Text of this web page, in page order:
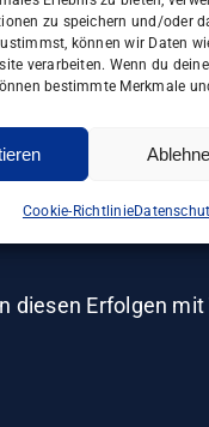
zu speichern und/oder
können wir Daten
verarbeiten. Wenn du
bestimmte Merkmale
Cookie-Richtlinie
Jahr bis hin zu
2024 eine steile
wies Anke
nicht für das
diesen Erfolgen